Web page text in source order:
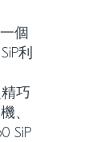
個
利
巧
、
SiP